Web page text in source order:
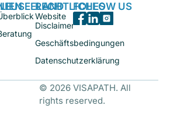
RECHTLICHES
Website
Disclaimer
Geschäftsbedingungen
Datenschutzerklärung
FOLLOW US
© 2026 VISAPATH. All
rights reserved.